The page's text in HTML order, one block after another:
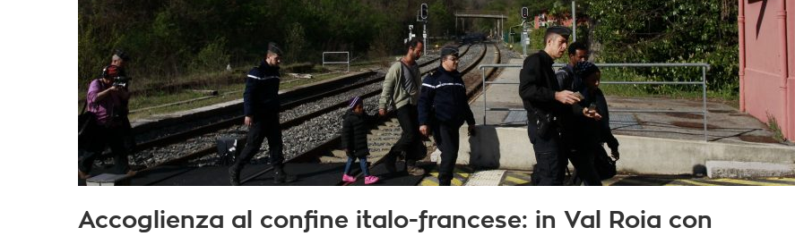
Accoglienza al confine italo-francese: in Val Roia con